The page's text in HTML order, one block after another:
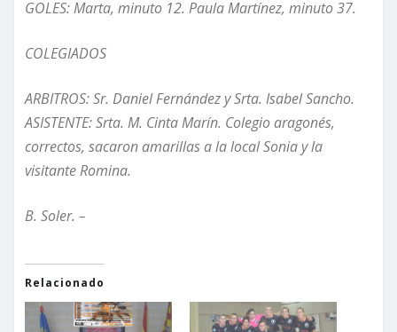
GOLES: Marta, minuto 12. PaulaMartínez, minuto 37.
COLEGIADOS
ARBITROS: Sr. DanielFernández y Srta. Isabel Sancho.
ASISTENTE: Srta. M. CintaMarín. Colegio aragonés,
correctos, sacaron amarillas a la local Sonia y la
visitante Romina.
B. Soler. –
Relacionado